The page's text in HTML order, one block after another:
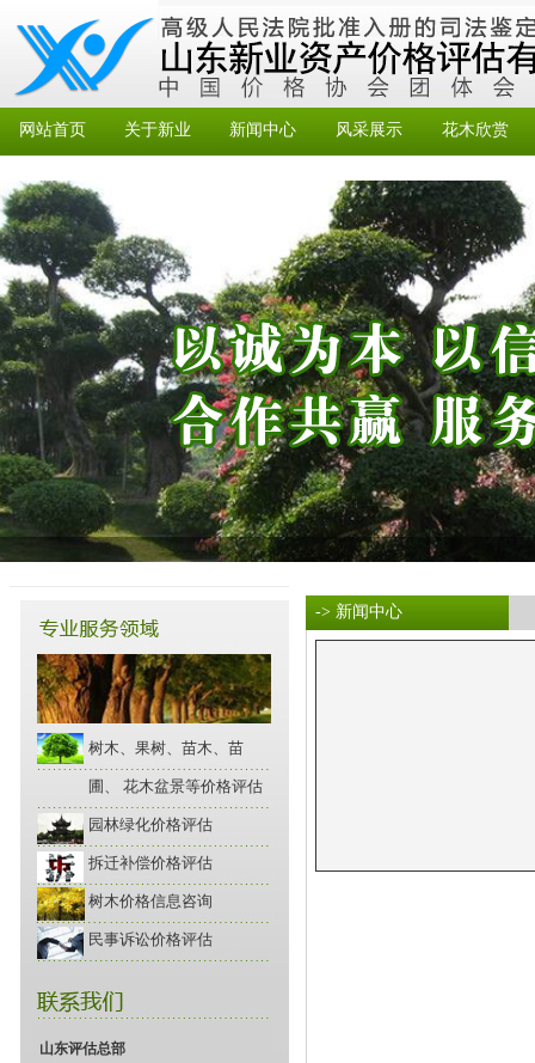
网站首页 关于新业 新闻中心 风采展示 花木欣赏
树木、果树、苗木、苗
圃、 花木盆景等价格评估
园林绿化价格评估
拆迁补偿价格评估
树木价格信息咨询
民事诉讼价格评估
山东评估总部
-> 新闻中心